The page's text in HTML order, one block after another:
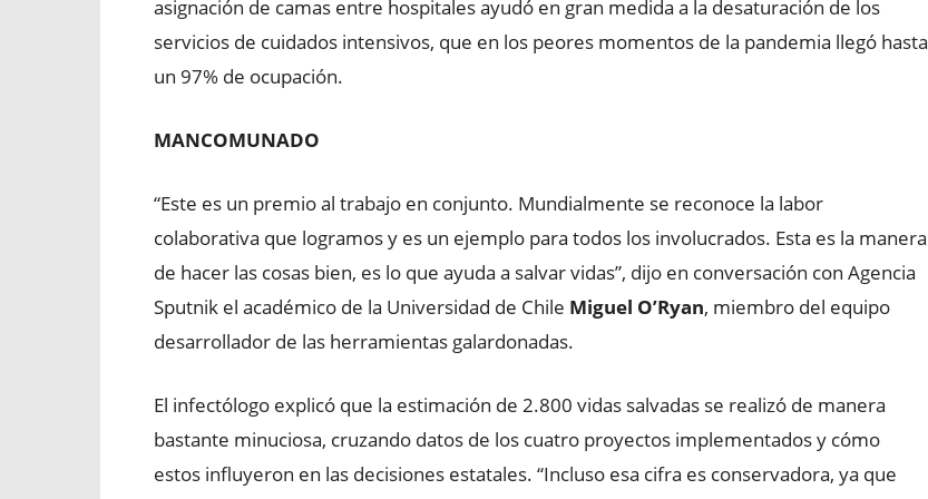
asignación de camas entre hospitales ayudó en gran medida a la desaturación de los
servicios de cuidados intensivos, que en los peores momentos de la pandemia llegó hasta
un 97% de ocupación.
MANCOMUNADO
“Este es un premio al trabajo en conjunto. Mundialmente se reconoce la labor
colaborativa que logramos y es un ejemplo para todos los involucrados. Esta es la manera
de hacer las cosas bien, es lo que ayuda a salvar vidas”, dijo en conversación con Agencia
Sputnik el académico de la Universidad de Chile Miguel O’Ryan, miembro del equipo
desarrollador de las herramientas galardonadas.
El infectólogo explicó que la estimación de 2.800 vidas salvadas se realizó de manera
bastante minuciosa, cruzando datos de los cuatro proyectos implementados y cómo
estos influyeron en las decisiones estatales. “Incluso esa cifra es conservadora, ya que